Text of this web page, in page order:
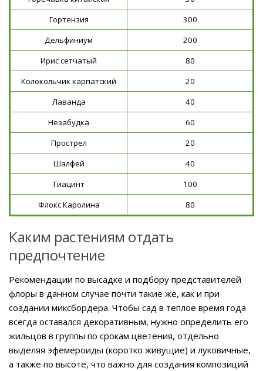
Гортензия
300
Дельфиниум
200
Ирис сетчатый
80
Колокольчик карпатский
20
Лаванда
40
Незабудка
60
Прострел
20
Шалфей
40
Гиацинт
100
Флокс Каролина
80
Каким растениям отдать
предпочтение
Рекомендации по высадке и подбору представителей
флоры в данном случае почти такие же, как и при
создании миксбордера. Чтобы сад в теплое время года
всегда оставался декоративным, нужно определить его
жильцов в группы по срокам цветения, отдельно
выделяя эфемероиды (коротко живущие) и луковичные,
а также по высоте, что важно для создания композиций